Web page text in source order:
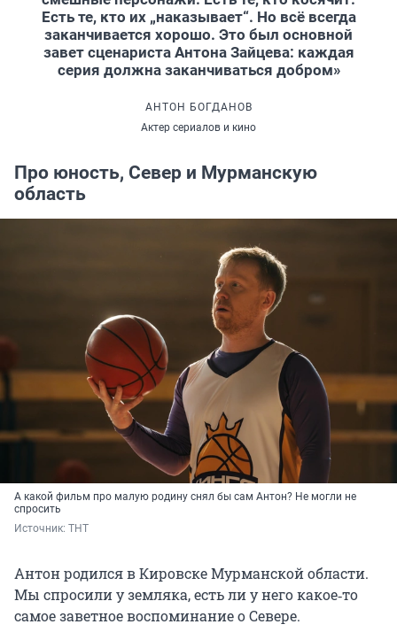
Есть те, кто их „наказывает“. Но всё всегда
заканчивается хорошо. Это был основной
завет сценариста Антона Зайцева: каждая
серия должна заканчиваться добром»
АНТОН БОГДАНОВ
Актер сериалов и кино
Про юность, Север и Мурманскую
область
А какой фильм про малую родину снял бы сам Антон? Не могли не
спросить
Источник: ТНТ
Антон родился в Кировске Мурманской области.
Мы спросили у земляка, есть ли у него какое‑то
самое заветное воспоминание о Севере.